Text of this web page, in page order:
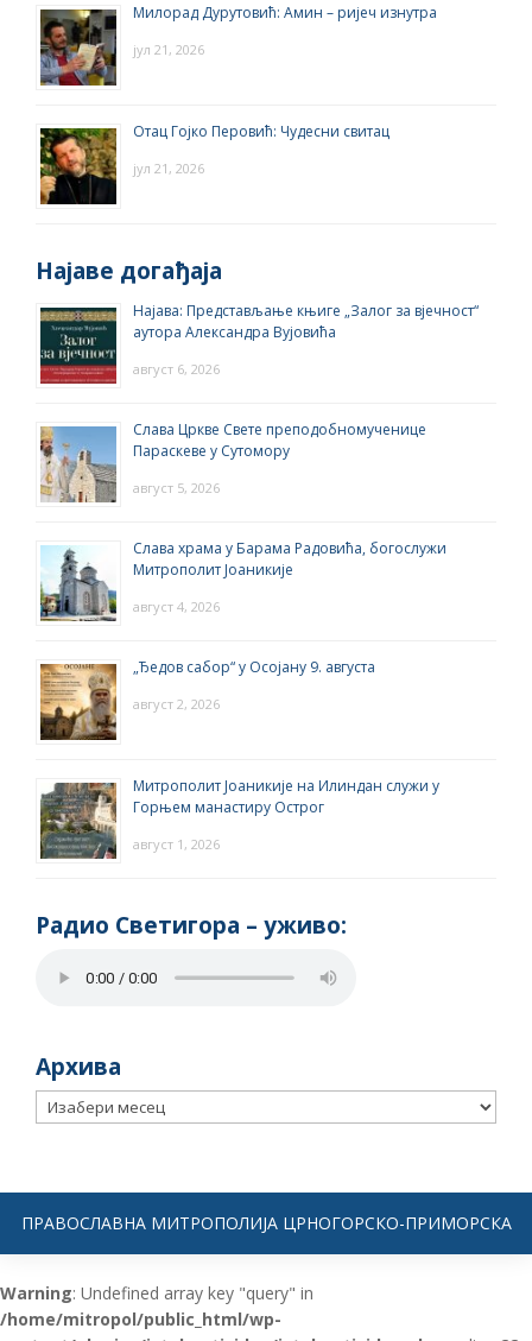
Милорад Дурутовић: Амин – ријеч изнутра
јул 21, 2026
Отац Гојко Перовић: Чудесни свитац
јул 21, 2026
Најаве догађаја
Најава: Представљање књиге „Залог за вјечност“
аутора Александра Вујовића
август 6, 2026
Слава Цркве Свете преподобномученице
Параскеве у Сутомору
август 5, 2026
Слава храма у Барама Радовића, богослужи
Митрополит Јоаникије
август 4, 2026
„Ђедов сабор“ у Осојану 9. августа
август 2, 2026
Митрополит Јоаникије на Илиндан служи у
Горњем манастиру Острог
август 1, 2026
Радио Светигора – yживо:
Архива
Архива
ПРАВОСЛАВНА МИТРОПОЛИЈА ЦРНОГОРСКО-ПРИМОРСКА
Warning: Undefined array key "query" in
/home/mitropol/public_html/wp-